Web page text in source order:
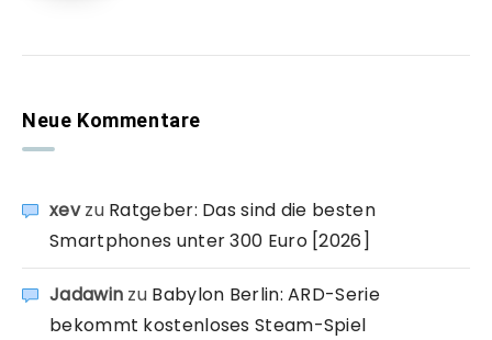
Neue Kommentare
xevzu Ratgeber: Das sind die besten
Smartphones unter 300 Euro [2026]
Jadawin zu Babylon Berlin: ARD-Serie
bekommt kostenloses Steam-Spiel